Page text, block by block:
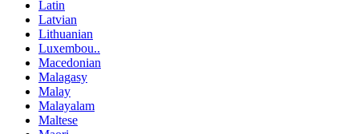
Latin
Latvian
Lithuanian
Luxembou..
Macedonian
Malagasy
Malay
Malayalam
Maltese